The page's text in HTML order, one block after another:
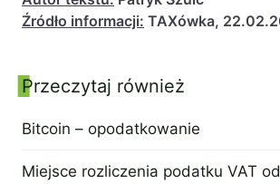
Źródło informacji: TAXówka,
Panel boczny
Przeczytaj również
Bitcoin – opodatkowanie
Miejsce rozliczenia podatku VAT